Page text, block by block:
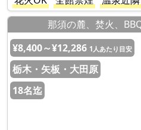
那須の麓、焚火、
¥8,400～¥12,286 1人あたり目安
栃木・矢板・大田原
18名迄